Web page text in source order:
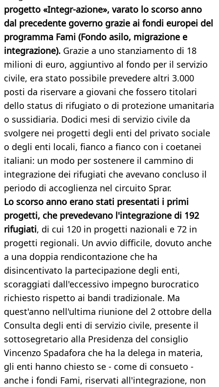
progetto «Integr-azione», varato lo scorso anno
dal precedente governo grazie ai fondi europei del
programma Fami (Fondo asilo, migrazione e
integrazione). Grazie a uno stanziamento di 18
milioni di euro, aggiuntivo al fondo per il servizio
civile, era stato possibile prevedere altri 3.000
posti da riservare a giovani che fossero titolari
dello status di rifugiato o di protezione umanitaria
o sussidiaria. Dodici mesi di servizio civile da
svolgere nei progetti degli enti del privato sociale
o degli enti locali, fianco a fianco con i coetanei
italiani: un modo per sostenere il cammino di
integrazione dei rifugiati che avevano concluso il
periodo di accoglienza nel circuito Sprar.
Lo scorso anno erano stati presentati i primi
progetti, che prevedevano l'integrazione di 192
rifugiati, di cui 120 in progetti nazionali e 72 in
progetti regionali. Un avvio difficile, dovuto anche
a una doppia rendicontazione che ha
disincentivato la partecipazione degli enti,
scoraggiati dall'eccessivo impegno burocratico
richiesto rispetto ai bandi tradizionale. Ma
quest'anno nell'ultima riunione del 2 ottobre della
Consulta degli enti di servizio civile, presente il
sottosegretario alla Presidenza del consiglio
Vincenzo Spadafora che ha la delega in materia,
gli enti hanno chiesto se - come di consueto -
anche i fondi Fami, riservati all'integrazione, non